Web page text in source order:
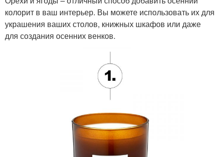
колорит в ваш интерьер. Вы можете использовать их для
украшения ваших столов, книжных шкафов или даже
для создания осенних венков.